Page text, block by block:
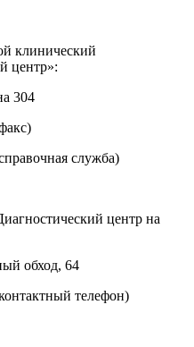
клинический
центр»:
304
служба)
центр на
обход, 64
телефон)